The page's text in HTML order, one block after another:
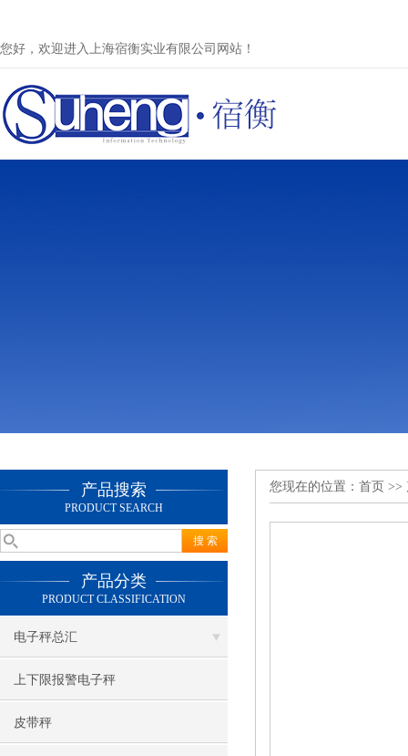
您好，欢迎进入上海宿衡实业有限公司网站！
产品搜索
PRODUCT SEARCH
产品分类
PRODUCT CLASSIFICATION
电子秤总汇
上下限报警电子秤
皮带秤
您现在的位置： 首页 >>